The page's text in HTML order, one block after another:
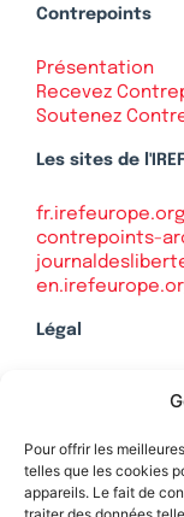
Pour offrir les
telles que les cookies
appareils. Le fait de
Contrepoints
Présentation
Recevez
Soutenez
Les sites de l'IREF
fr.irefeurope.org
contrepoints-
Légal
Politique de